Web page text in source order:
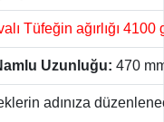
Tüfeğin ağırlığı 4100
Uzunluğu: 470
adınıza